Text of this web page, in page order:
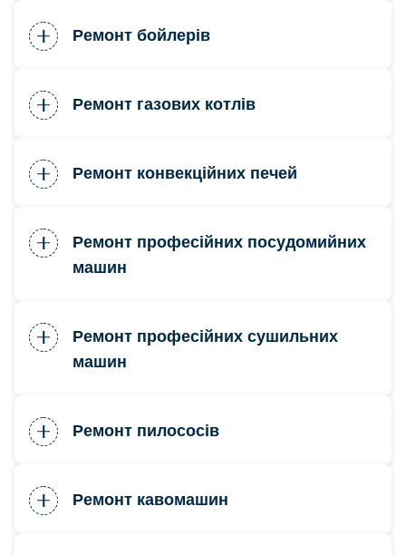
Ремонт бойлерів
Ремонт газових котлів
Ремонт конвекційних печей
Ремонт професійних посудомийних
машин
Ремонт професійних сушильних
машин
Ремонт пилососів
Ремонт кавомашин